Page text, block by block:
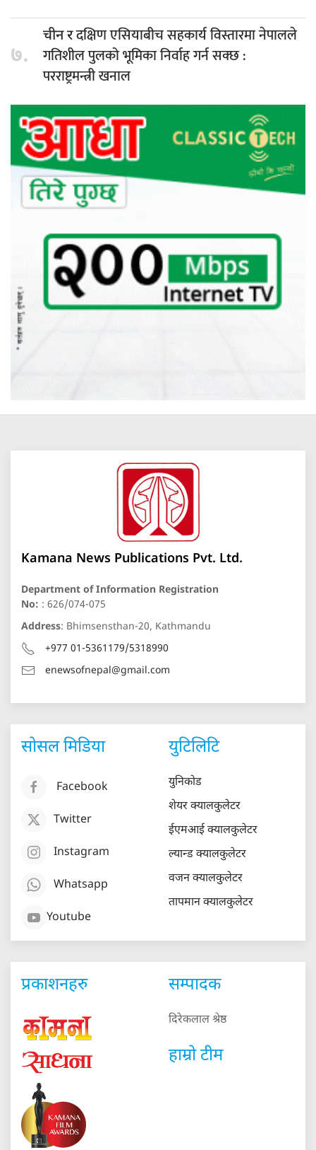
७.
चीन रदक्षिण एसियाबीच सहकार्य विस्तारमा नेपालले
गतिशील पुलको भूमिका निर्वाह गर्न सक्छ :
परराष्ट्रमन्त्री खनाल
Kamana News Publications Pvt. Ltd.
Department of Information Registration
No: : 626/074-075
Address: Bhimsensthan-20, Kathmandu
+977 01-5361179/5318990
enewsofnepal@gmail.com
सोसल मिडिया
Facebook
Twitter
Instagram
Whatsapp
Youtube
युटिलिटि
युनिकोड
शेयर क्यालकुलेटर
ईएमआई क्यालकुलेटर
ल्यान्ड क्यालकुलेटर
वजन क्यालकुलेटर
तापमान क्यालकुलेटर
प्रकाशनहरु सम्पादक
दिरेकलाल श्रेष्ठ
हाम्रो टीम